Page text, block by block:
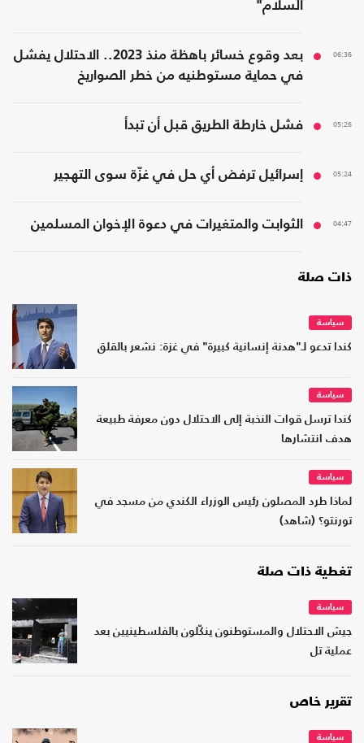
السلام"
06:36
بعد وقوع خسائر باهظة منذ 2023.. الاحتلال يفشل
في حماية مستوطنيه من خطر الصواريخ
05:26 فشل خارطة الطريق قبل أن تبدأ
05:24 إسرائيل ترفض أي حل في غزّة سوى التهجير
04:47 الثوابت والمتغيرات في دعوة الإخوان المسلمين
ذات صلة
سياسة
كندا تدعو لـ"هدنة إنسانية كبيرة" في غزة: نشعر بالقلق
سياسة
كندا ترسل قوات النخبة إلى الاحتلال دون معرفة طبيعة
هدف انتشارها
سياسة
لماذا طرد المصلون رئيس الوزراء الكندي من مسجد في
تورنتو؟ (شاهد)
تغطية ذات صلة
سياسة
جيش الاحتلال والمستوطنون ينكّلون بالفلسطينيين بعد
عملية تل
تقرير خاص
سياسة